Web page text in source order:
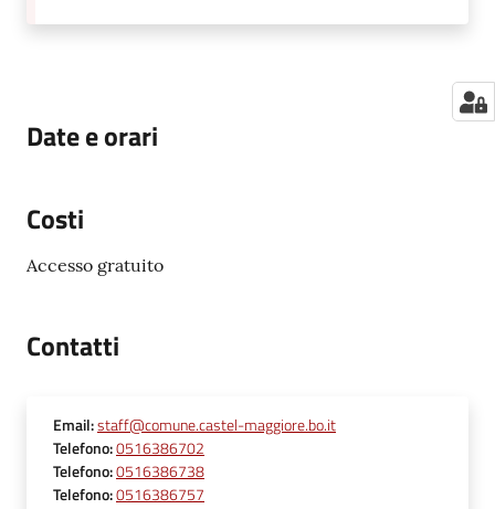
Date e orari
Costi
Accesso gratuito
Contatti
Email:staff@comune.castel-maggiore.bo.it
Telefono:0516386702
Telefono:0516386738
Telefono:0516386757